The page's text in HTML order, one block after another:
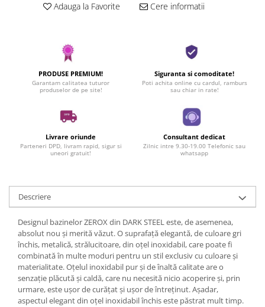
Adauga la Favorite Cere informatii
PRODUSE PREMIUM!
Garantam calitatea tuturor
produselor de pe site!
Siguranta si comoditate!
Poti achita online cu cardul, ramburs
sau chiar in rate!
Livrare oriunde
Parteneri DPD, livram rapid, sigur si
uneori gratuit!
Consultant dedicat
Zilnic intre 9.30-19.00 Telefonic sau
whatsapp
Descriere
Designul bazinelor ZEROX din DARK STEEL este, de asemenea,
absolut nou și merită văzut. O suprafață elegantă, de culoare gri
închis, metalică, strălucitoare, din oțel inoxidabil, care poate fi
combinată în multe moduri pentru un stil exclusiv cu culoare și
materialitate. Oțelul inoxidabil pur și de înaltă calitate are o
senzație plăcută și caldă, care nu necesită nicio acoperire și, prin
urmare, este ușor de curățat și ușor de întreținut. Așadar,
aspectul elegant din oțel inoxidabil închis este păstrat mult timp.